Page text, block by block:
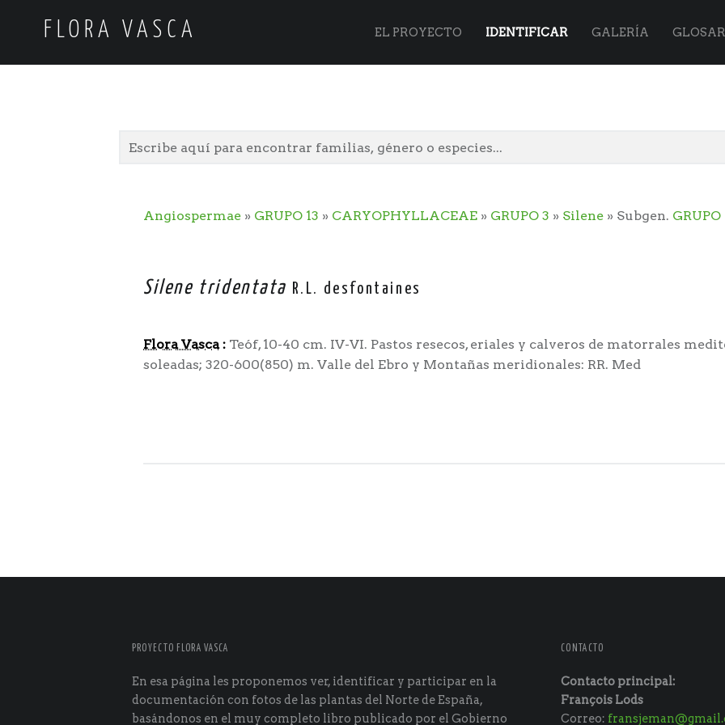
FLORA VASCA Flora
navigation
Skip
EL PROYECTO IDENTIFICAR GALERÍA
Angiospermae » GRUPO 13 » CARYOPHYLLACEAE » GRUPO 3 » Silene » Subgen. GRUPO
Silene tridentata R.L. desfontaines
Flora Vasca: Teóf, 10-40 cm. IV-VI. Pastos resecos, eriales y calveros de matorrales
soleadas; 320-600(850) m. Valle del Ebro y Montañas meridionales: RR. Med
PROYECTO FLORA VASCA
En esa página les proponemos ver, identificar y participar en la
documentación con fotos de las plantas del Norte de España,
basándonos en el muy completo libro publicado por el Gobierno
CONTACTO
Contacto principal:
François Lods
Correo: